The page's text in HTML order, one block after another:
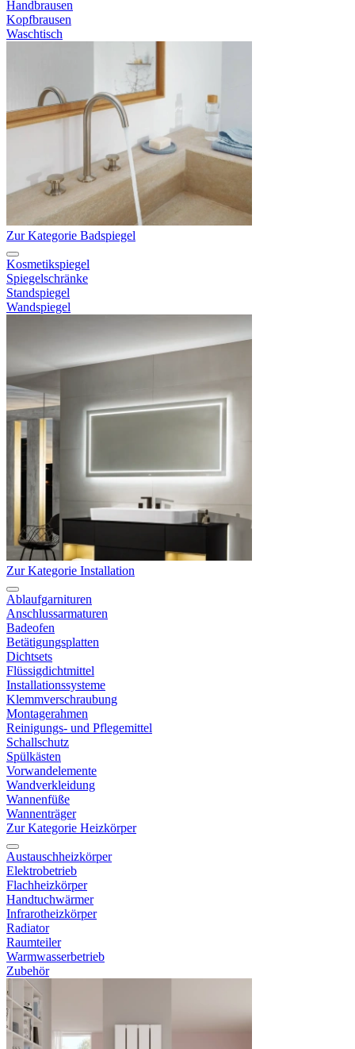
Handbrausen
Kopfbrausen
Waschtisch
Zur Kategorie Badspiegel
Kosmetikspiegel
Spiegelschränke
Standspiegel
Wandspiegel
Zur Kategorie Installation
Ablaufgarnituren
Anschlussarmaturen
Badeofen
Betätigungsplatten
Dichtsets
Flüssigdichtmittel
Installationssysteme
Klemmverschraubung
Montagerahmen
Reinigungs- und Pflegemittel
Schallschutz
Spülkästen
Vorwandelemente
Wandverkleidung
Wannenfüße
Wannenträger
Zur Kategorie Heizkörper
Austauschheizkörper
Elektrobetrieb
Flachheizkörper
Handtuchwärmer
Infrarotheizkörper
Radiator
Raumteiler
Warmwasserbetrieb
Zubehör